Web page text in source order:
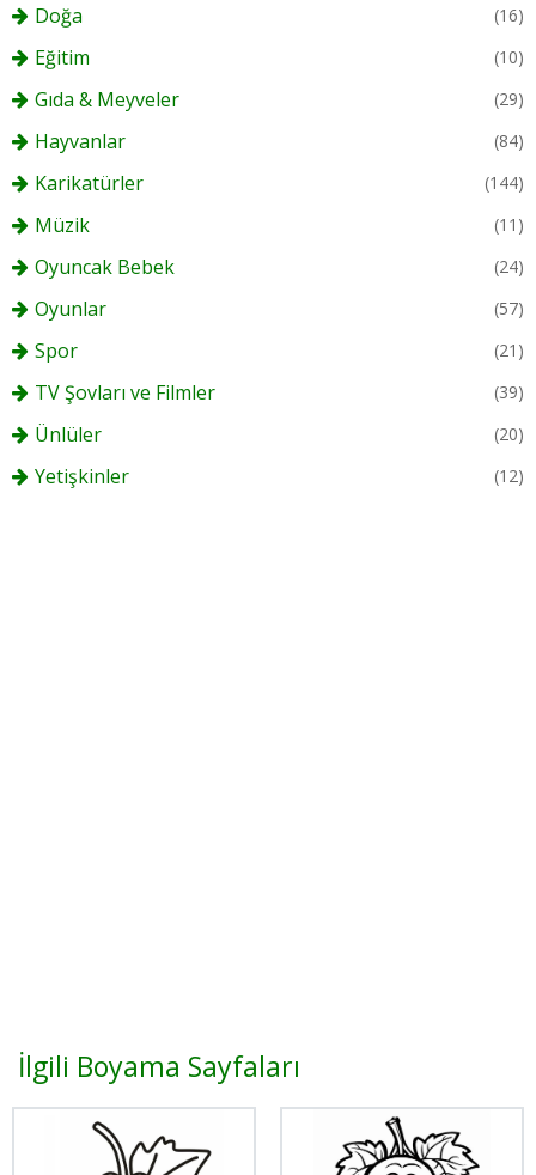
Doğa (16)
Eğitim (10)
Gıda & Meyveler (29)
Hayvanlar (84)
Karikatürler (144)
Müzik (11)
Oyuncak Bebek (24)
Oyunlar (57)
Spor (21)
TV Şovları ve Filmler (39)
Ünlüler (20)
Yetişkinler (12)
İlgili Boyama Sayfaları